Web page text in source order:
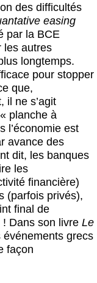
des difficultés
easing
par la BCE
les autres
longtemps.
pour stopper
que,
il ne s’agit
planche à
l’économie est
avance des
dit, les banques
les
financière)
(parfois privés),
final de
! Dans son livre Le
événements grecs
façon